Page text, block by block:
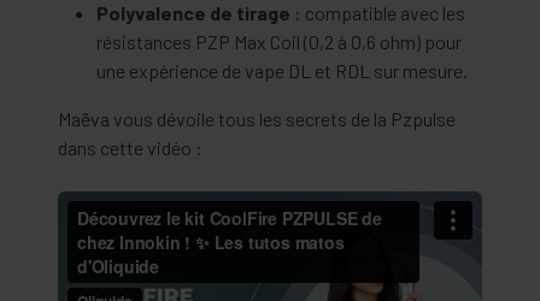
Polyvalence de tirage : compatible avec les
résistances PZP Max Coil (0,2 à 0,6 ohm) pour
une expérience de vape DL et RDL sur mesure.
Maëva vous dévoile tous les secrets de la Pzpulse
dans cette vidéo :